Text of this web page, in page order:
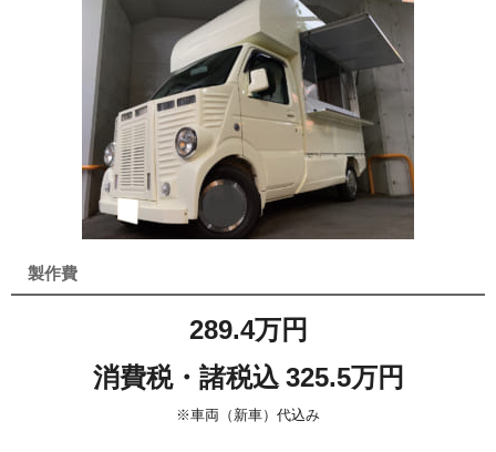
製作費
289.4万円
消費税・諸税込 325.5万円
※車両（新車）代込み